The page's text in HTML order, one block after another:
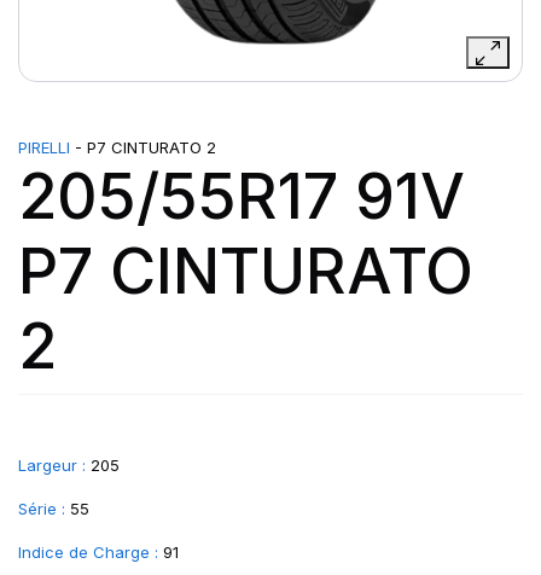
PIRELLI - P7 CINTURATO 2
205/55R17 91V
P7 CINTURATO
2
Largeur : 205
Série : 55
Indice de Charge : 91